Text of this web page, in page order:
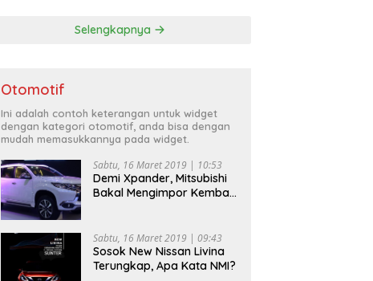
Selengkapnya
Otomotif
Ini adalah contoh keterangan untuk widget
dengan kategori otomotif, anda bisa dengan
mudah memasukkannya pada widget.
Sabtu, 16 Maret 2019 | 10:53
Demi Xpander, Mitsubishi
Bakal Mengimpor Kembali
Sabtu, 16 Maret 2019 | 09:43
Sosok New Nissan Livina
Terungkap, Apa Kata NMI?